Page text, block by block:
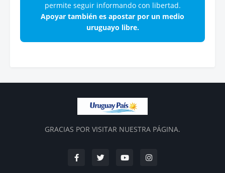
permite seguir informando con libertad.
Apoyar también es apostar por un medio
uruguayo libre.
GRACIAS POR VISITAR NUESTRA PÁGINA.